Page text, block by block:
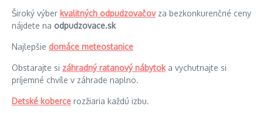
Široký výber kvalitných odpudzovačovza bezkonkurenčné ceny
nájdete na odpudzovace.sk
Najlepšie domáce meteostanice
Obstarajte si záhradný ratanový nábytoka vychutnajte si
príjemné chvíle v záhrade naplno.
Detské koberce rozžiaria každú izbu.